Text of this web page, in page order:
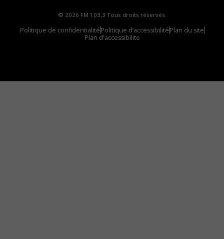
© 2026 FM 103,3 Tous droits réservés.
Politique de confidentialitéPolitique d’accessibilitéPlan du site
Plan d'accessibilite